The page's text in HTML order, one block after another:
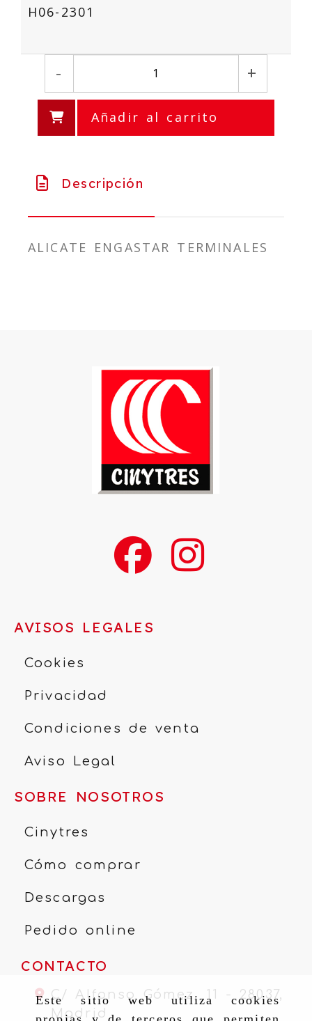
Este sitio web utiliza cookies
H06-2301
- +
Añadir al carrito
Descripción
ALICATE ENGASTAR TERMINALES
AVISOS LEGALES
Cookies
Privacidad
Condiciones de venta
Aviso Legal
SOBRE NOSOTROS
Cinytres
Cómo comprar
Descargas
Pedido online
CONTACTO
C/ Alfonso Gómez, 11 - 28037,
Madrid